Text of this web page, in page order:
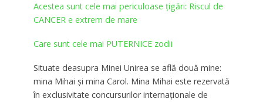
Acestea sunt cele mai periculoase țigări: Riscul de
CANCER e extrem de mare
Care sunt cele mai PUTERNICE zodii
Situate deasupra Minei Unirea se află două mine:
mina Mihai și mina Carol. Mina Mihai este rezervată
în exclusivitate concursurilor internaționale de